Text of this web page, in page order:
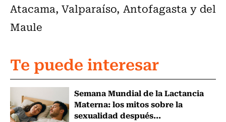
Atacama, Valparaíso, Antofagasta y del
Maule
Te puede interesar
Semana Mundial de la Lactancia
Materna: los mitos sobre la
sexualidad después...